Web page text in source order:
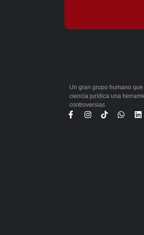
Un gran grupo humano
ciencia jurídica una
controversias